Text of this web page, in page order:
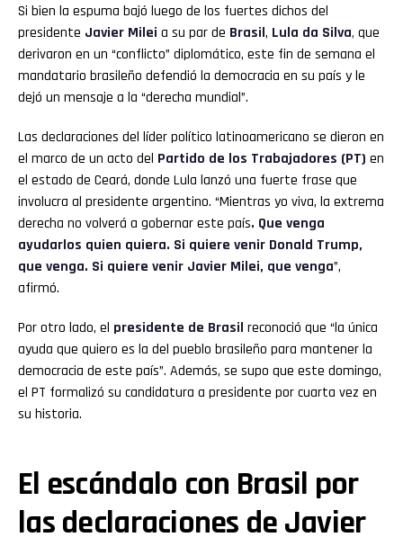
Si bien la espuma bajó luego de los fuertes dichos del
presidente Javier Milei a su par de Brasil, Lula da Silva, que
derivaron en un “conflicto” diplomático, este fin de semana el
mandatario brasileño defendió la democracia en su país y le
dejó un mensaje a la “derecha mundial”.
Las declaraciones del líder político latinoamericano se dieron en
el marco de un acto del Partido de los Trabajadores (PT) en
el estado de Ceará, donde Lula lanzó una fuerte frase que
involucra al presidente argentino. “Mientras yo viva, la extrema
derecha no volverá a gobernar este país. Que venga
ayudarlos quien quiera. Si quiere venir Donald Trump,
que venga. Si quiere venir Javier Milei, que venga”,
afirmó.
Por otro lado, el presidente de Brasil reconoció que “la única
ayuda que quiero es la del pueblo brasileño para mantener la
democracia de este país”. Además, se supo que este domingo,
el PT formalizó su candidatura a presidente por cuarta vez en
su historia.
El escándalo con Brasil por
las declaraciones de Javier